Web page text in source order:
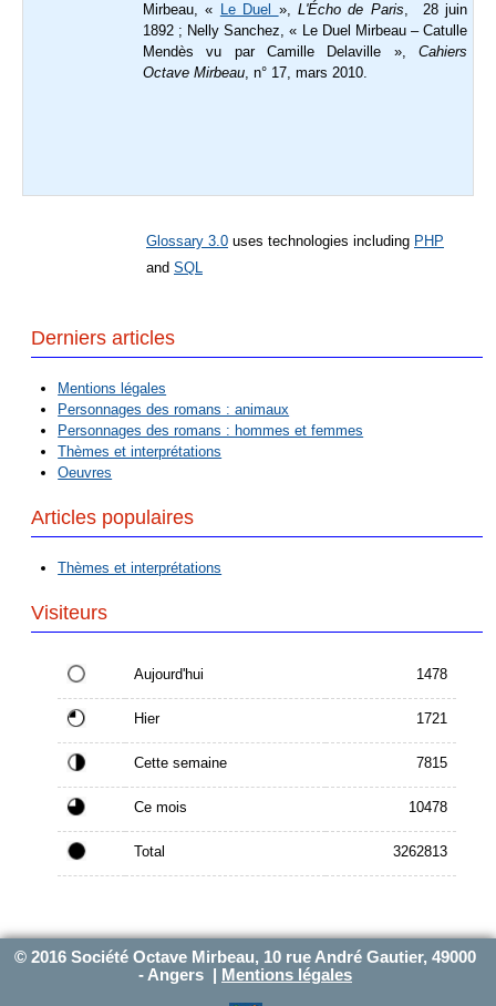
Mirbeau, « Le Duel »,L'Écho de Paris, 28 juin
1892 ; Nelly Sanchez, « Le Duel Mirbeau – Catulle
Mendès vu par Camille Delaville », Cahiers
Octave Mirbeau, n° 17, mars 2010.
Glossary 3.0 uses technologies including PHP
and SQL
Derniers articles
Mentions légales
Personnages des romans : animaux
Personnages des romans : hommes et femmes
Thèmes et interprétations
Oeuvres
Articles populaires
Thèmes et interprétations
Visiteurs
Aujourd'hui 1478
Hier 1721
Cette semaine 7815
Ce mois 10478
Total 3262813
© 2016 Société Octave Mirbeau, 10 rue André Gautier, 49000
- Angers |
Mentions légales